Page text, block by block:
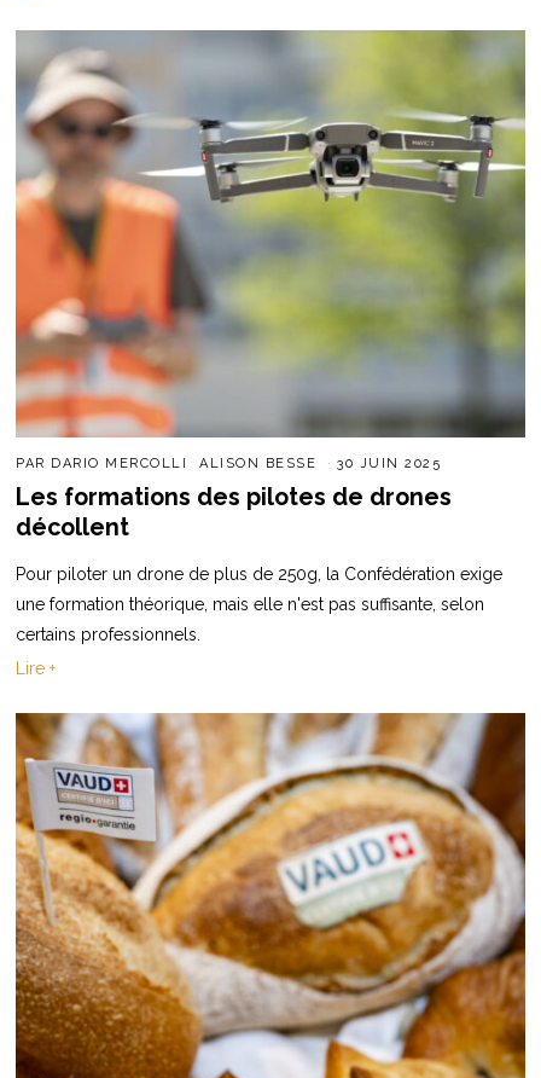
PAR DARIO MERCOLLI ALISON BESSE 30 JUIN 2025
Les formations des pilotes de drones
décollent
Pour piloter un drone de plus de 250g, la Confédération exige
une formation théorique, mais elle n'est pas suffisante, selon
certains professionnels.
Lire +